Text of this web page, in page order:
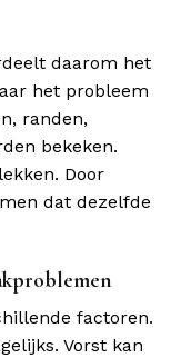
daarom het
het probleem
randen,
bekeken.
Door
dat dezelfde
factoren.
Vorst kan